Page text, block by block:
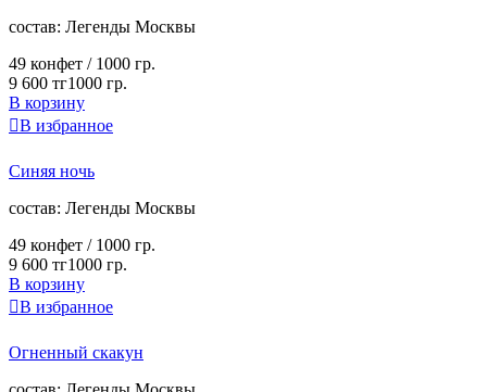
cостав: Легенды Москвы
49 конфет / 1000 гр.
9 600 тг1000 гр.
В корзину
В избранное
Синяя ночь
cостав: Легенды Москвы
49 конфет / 1000 гр.
9 600 тг1000 гр.
В корзину
В избранное
Огненный скакун